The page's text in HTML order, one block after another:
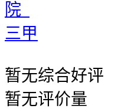
院
三甲
暂无综合好评
暂无评价量